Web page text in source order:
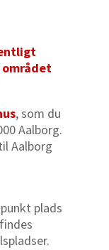
, som du
Aalborg.
Aalborg
plads